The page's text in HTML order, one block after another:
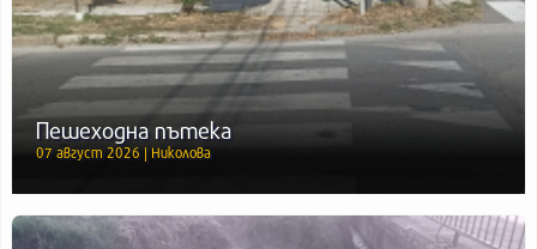
Пешеходна пътека
07 август 2026 | Николова